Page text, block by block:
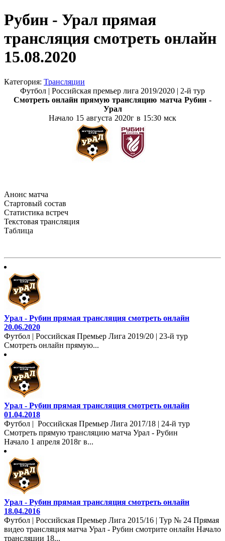
Рубин - Урал прямая
трансляция смотреть онлайн
15.08.2020
Категория: Трансляции
Футбол | Российская премьер лига 2019/2020 | 2-й тур
Смотреть онлайн прямую трансляцию матча Рубин -
Урал
Начало 15 августа 2020г в 15:30 мск
Анонс матча
Стартовый состав
Статистика встреч
Текстовая трансляция
Таблица
Урал - Рубин прямая трансляция смотреть онлайн
20.06.2020
Футбол | Российская Премьер Лига 2019/20 | 23-й тур
Смотреть онлайн прямую...
Урал - Рубин прямая трансляция смотреть онлайн
01.04.2018
Футбол | Российская Премьер Лига 2017/18 | 24-й тур
Смотреть прямую трансляцию матча Урал - Рубин
Начало 1 апреля 2018г в...
Урал - Рубин прямая трансляция смотреть онлайн
18.04.2016
Футбол | Российская Премьер Лига 2015/16 | Тур № 24 Прямая
видео трансляция матча Урал - Рубин смотрите онлайн Начало
трансляции 18...